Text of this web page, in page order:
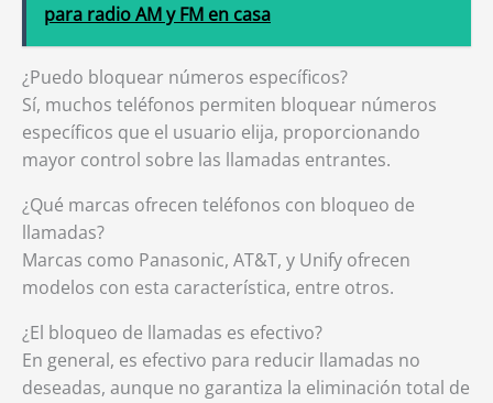
para radio AM y FM en casa
¿Puedo bloquear números específicos?
Sí, muchos teléfonos permiten bloquear números
específicos que el usuario elija, proporcionando
mayor control sobre las llamadas entrantes.
¿Qué marcas ofrecen teléfonos con bloqueo de
llamadas?
Marcas como Panasonic, AT&T, y Unify ofrecen
modelos con esta característica, entre otros.
¿El bloqueo de llamadas es efectivo?
En general, es efectivo para reducir llamadas no
deseadas, aunque no garantiza la eliminación total de